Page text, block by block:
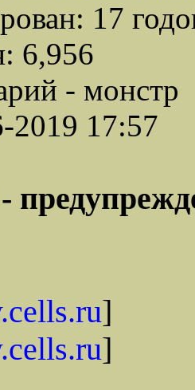
17
6,956
- монстр
2019 17:57
]
]